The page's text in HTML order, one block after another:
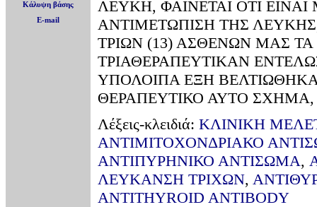
Κάλυψη βάσης
E-mail
ΛΕΥΚΗ, ΦΑΙΝΕΤΑΙ ΟΤΙ
ΑΝΤΙΜΕΤΩΠΙΣΗ ΤΗΣ
ΤΡΙΩΝ (13) ΑΣΘΕΝΩΝ ΜΑΣ
ΤΡΙΑΘΕΡΑΠΕΥΤΙΚΑΝ
ΥΠΟΛΟΙΠΑ ΕΞΗ
ΘΕΡΑΠΕΥΤΙΚΟ ΑΥΤΟ
Λέξεις-κλειδιά: ΚΛΙΝΙΚΗ
ΑΝΤΙΜΙΤΟΧΟΝΔΡΙΑΚΟ
ΑΝΤΙΠΥΡΗΝΙΚΟ ΑΝΤΙΣΩΜΑ,
ΛΕΥΚΑΝΣΗ ΤΡΙΧΩΝ,
ANTITHYROID ANTIBODY